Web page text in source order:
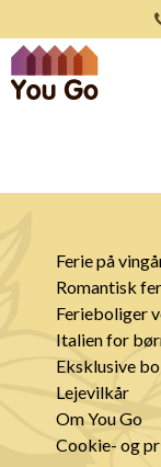
Ferie på
Romantisk
Ferieboliger
Italien for
Eksklusive
Lejevilkår
Om You Go
Cookie- og